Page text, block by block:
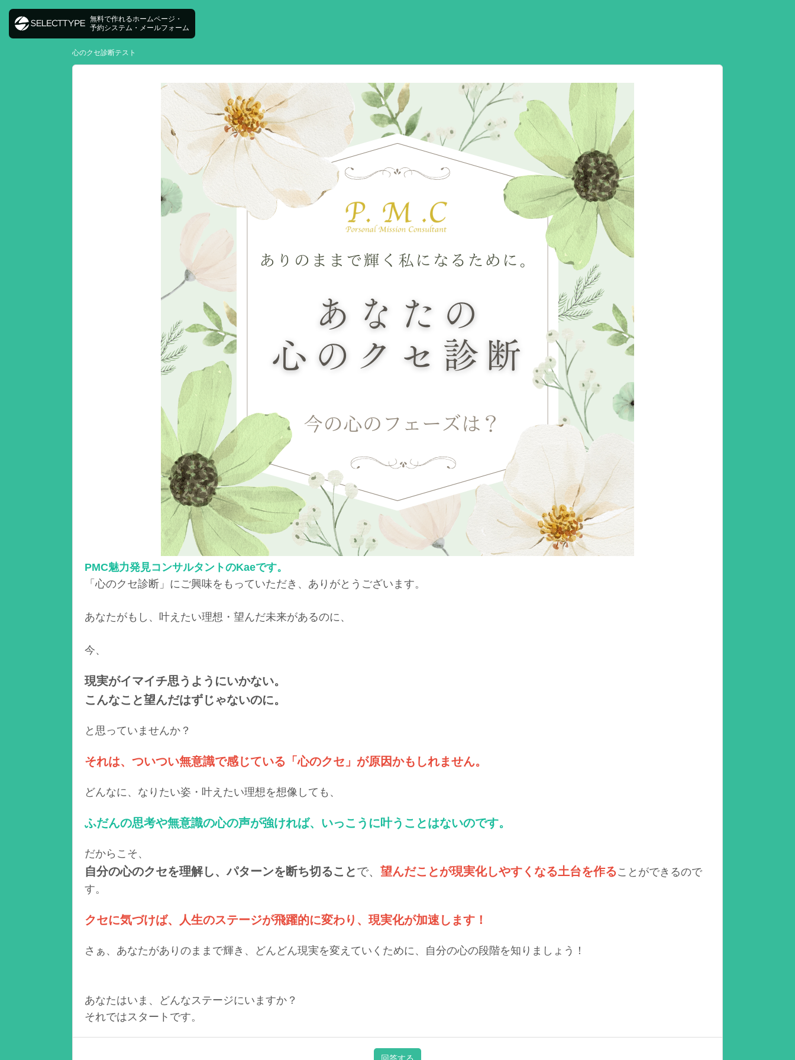
心のクセ診断テスト
PMC魅力発見コンサルタントのKaeです。
「心のクセ診断」にご興味をもっていただき、ありがとうございます。
あなたがもし、叶えたい理想・望んだ未来があるのに、
今、
現実がイマイチ思うようにいかない。
こんなこと望んだはずじゃないのに。
と思っていませんか？
それは、ついつい無意識で感じている「心のクセ」が原因かもしれません。
どんなに、なりたい姿・叶えたい理想を想像しても、
ふだんの思考や無意識の心の声が強ければ、いっこうに叶うことはないのです。
だからこそ、
自分の心のクセを理解し、パターンを断ち切ることで、 望んだことが現実化しやすくなる土台を作る ことができるので
す。
クセに気づけば、人生のステージが飛躍的に変わり、現実化が加速します！
さぁ、あなたがありのままで輝き、どんどん現実を変えていくために、自分の心の段階を知りましょう！
あなたはいま、どんなステージにいますか？
それではスタートです。
無料で作れるホームページ・
予約システム・メールフォーム